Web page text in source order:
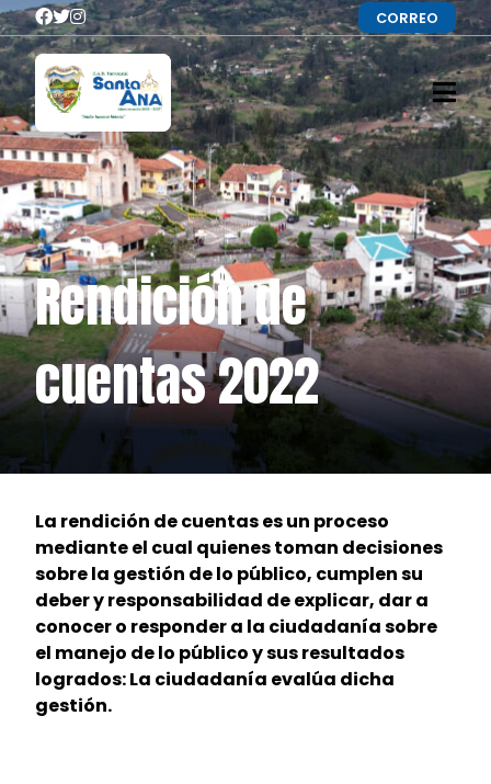
CORREO
Rendición de
cuentas 2022
La rendición de cuentas es un proceso
mediante el cual quienes toman decisiones
sobre la gestión de lo público, cumplen su
deber y responsabilidad de explicar, dar a
conocer o responder a la ciudadanía sobre
el manejo de lo público y sus resultados
logrados: La ciudadanía evalúa dicha
gestión.